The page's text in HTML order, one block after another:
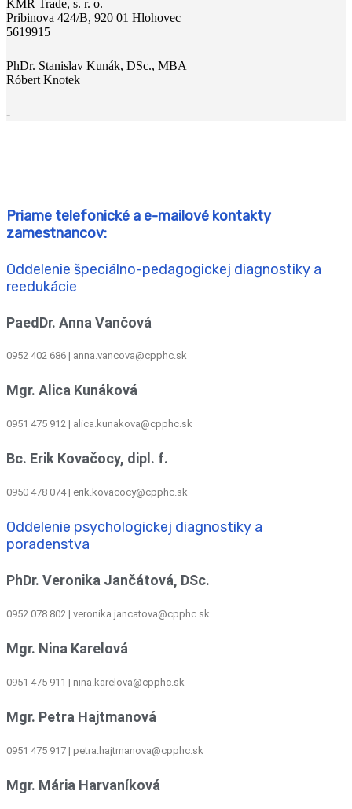
KMR Trade, s. r. o.
Pribinova 424/B, 920 01 Hlohovec
5619915
PhDr. Stanislav Kunák, DSc., MBA
Róbert Knotek
-
Priame telefonické a e-mailové kontakty
zamestnancov:
Oddelenie špeciálno-pedagogickej diagnostiky a
reedukácie
PaedDr. Anna Vančová
0952 402 686 | anna.vancova@cpphc.sk
Mgr. Alica Kunáková
0951 475 912 | alica.kunakova@cpphc.sk
Bc. Erik Kovačocy, dipl. f.
0950 478 074 | erik.kovacocy@cpphc.sk
Oddelenie psychologickej diagnostiky a
poradenstva
PhDr. Veronika Jančátová, DSc.
0952 078 802 | veronika.jancatova@cpphc.sk
Mgr. Nina Karelová
0951 475 911 | nina.karelova@cpphc.sk
Mgr. Petra Hajtmanová
0951 475 917 | petra.hajtmanova@cpphc.sk
Mgr. Mária Harvaníková